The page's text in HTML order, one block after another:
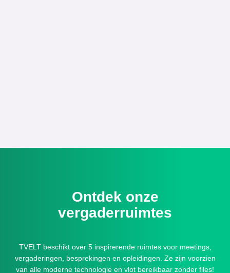
Ontdek onze
vergaderruimtes
TVELT beschikt over 5 inspirerende ruimtes voor meetings,
vergaderingen, besprekingen en opleidingen. Ze zijn voorzien
van alle moderne technologie en vlot bereikbaar zonder files!